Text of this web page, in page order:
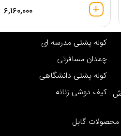
6,160,000
کوله پشتی مدرسه ای
چمدان مسافرتی
کوله پشتی دانشگاهی
کیف دوشی زنانه
محصولات گابل